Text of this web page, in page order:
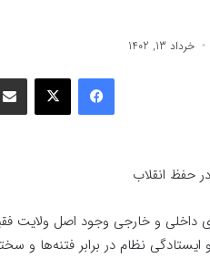
خرداد 13, 1402
فیسبوک ایکس
داخلی و خارجی وجود اصل ولایت
نظام در برابر فتنه‌ها و